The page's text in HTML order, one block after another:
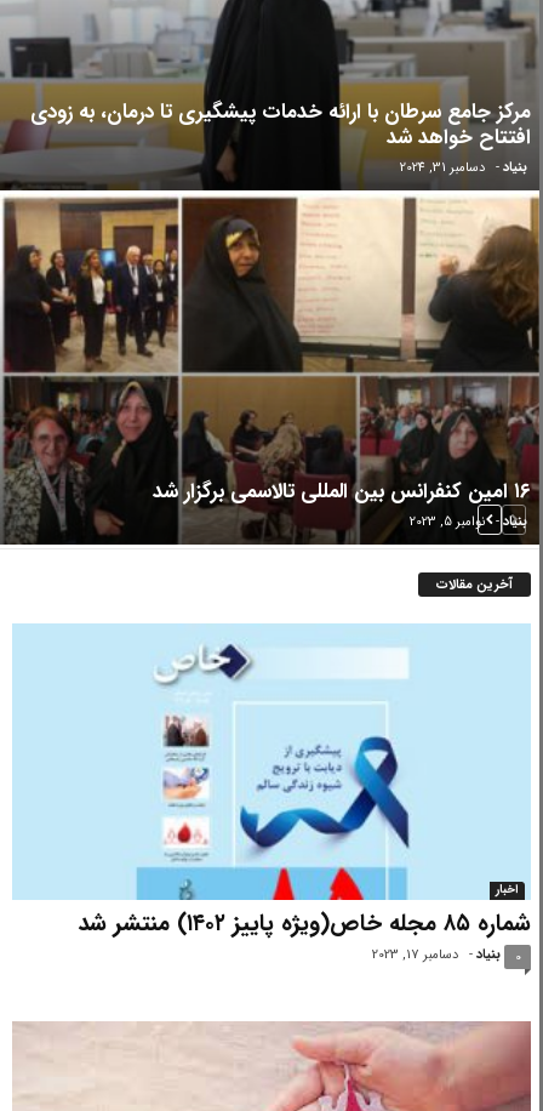
مرکز جامع سرطان با ارائه خدمات پیشگیری تا درمان، به زودی
افتتاح خواهد شد
بنیاد - دسامبر 31, 2024
۱۶ امین کنفرانس بین المللی تالاسمی برگزار شد
بنیاد - نوامبر 5, 2023
آخرین مقالات
اخبار
شماره ۸۵ مجله خاص(ویژه پاییز ۱۴۰۲) منتشر شد
بنیاد - دسامبر 17, 2023 0